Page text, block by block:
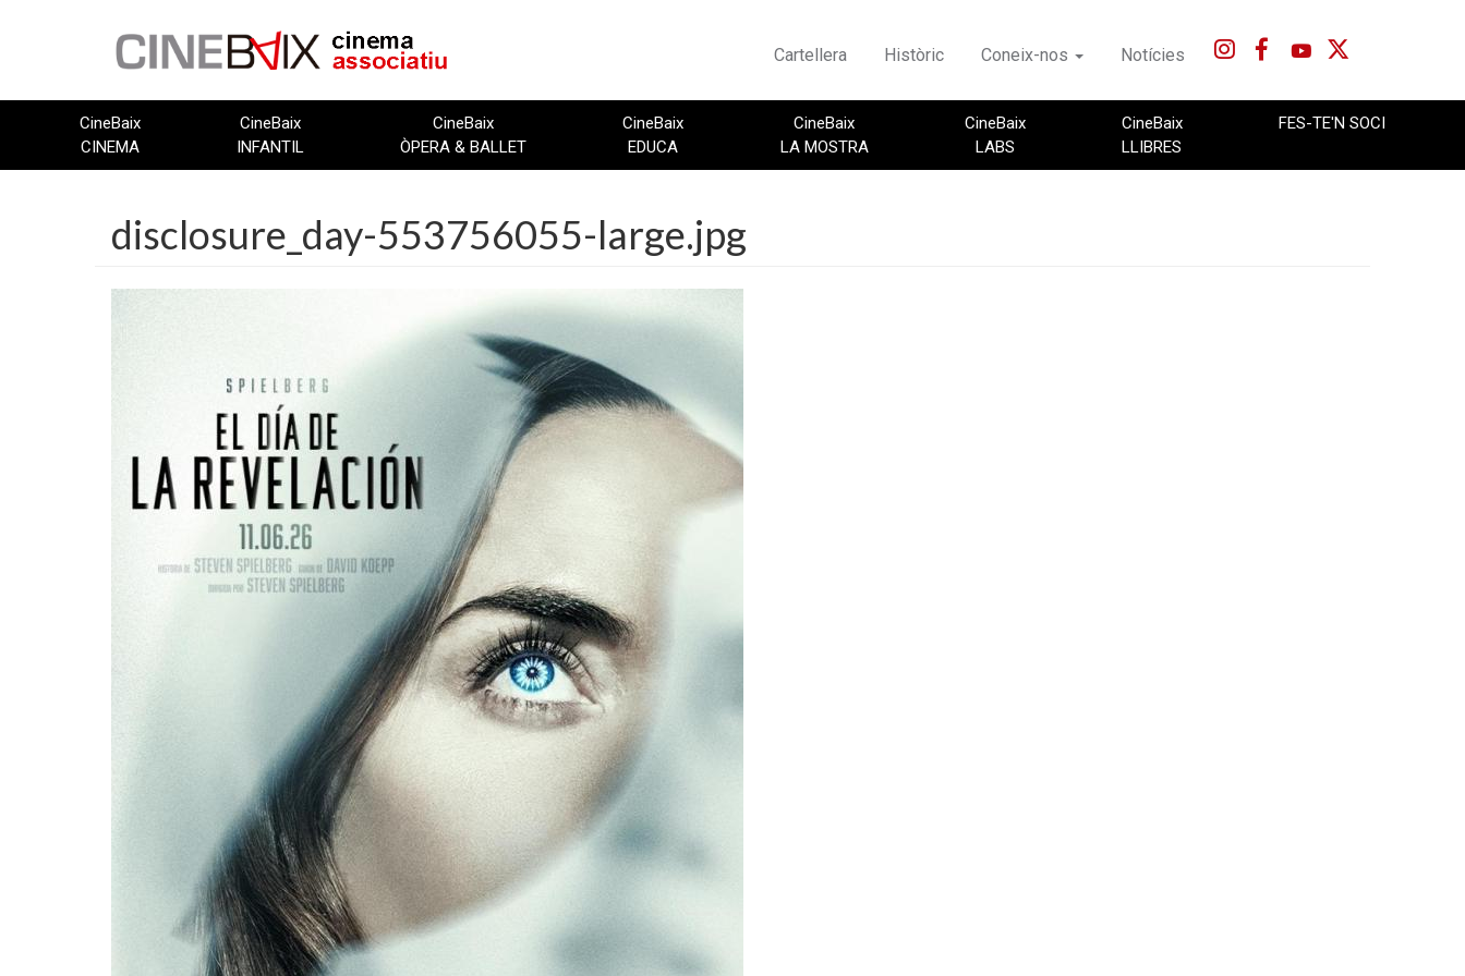
Cartellera Històric Coneix-nos Notícies
CineBaix
CINEMA
CineBaix
INFANTIL
CineBaix
ÒPERA & BALLET
CineBaix
EDUCA
CineBaix
LA MOSTRA
CineBaix
LABS
CineBaix
LLIBRES
FES-TE'N SOCI
disclosure_day-553756055-large.jpg